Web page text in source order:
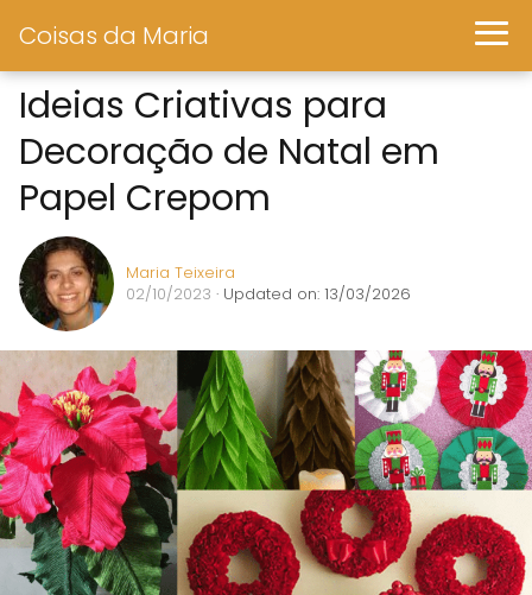
Coisas da Maria
Ideias Criativas para
Decoração de Natal em
Papel Crepom
Maria Teixeira
02/10/2023 · Updated on: 13/03/2026